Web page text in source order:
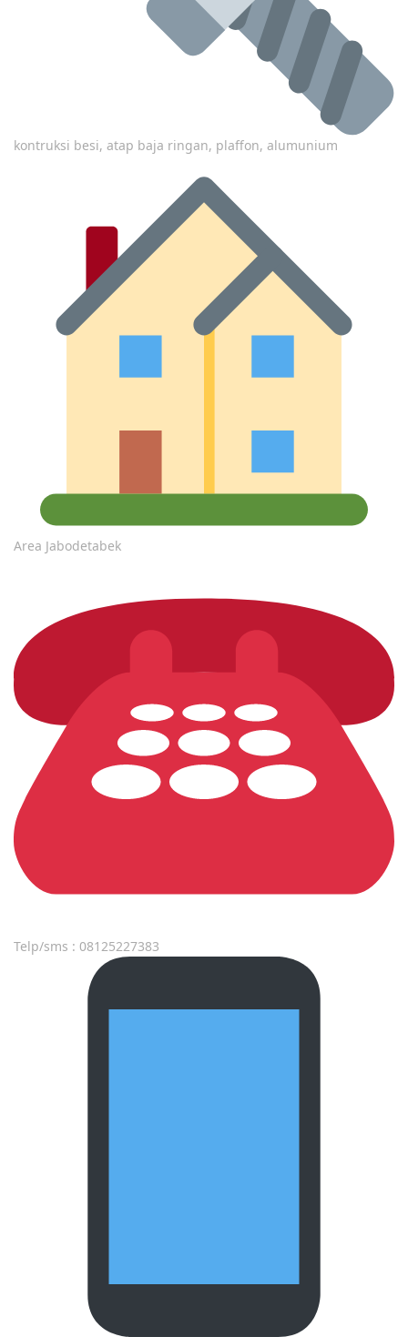
kontruksi besi, atap baja ringan, plaffon, alumunium
Area Jabodetabek
Telp/sms : 08125227383